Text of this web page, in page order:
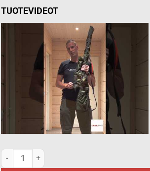
TUOTEVIDEOT
Asesuoja Nuka-Trail, M05 lumikuvio määrä